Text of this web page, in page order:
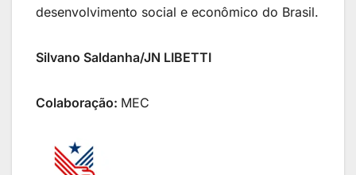
desenvolvimento social e econômico do Brasil.
Silvano Saldanha/JN LIBETTI
Colaboração: MEC